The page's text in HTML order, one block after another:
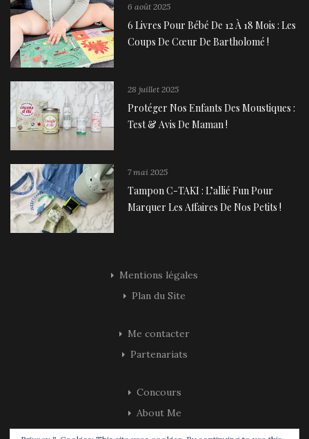
6 août 2025
6 Livres Pour Bébé De 12 À 18 Mois : Les
Coups De Cœur De Bartholomé !
28 juillet 2025
Protéger Nos Enfants Des Moustiques :
Test & Avis De Maman !
7 mai 2025
Tampon C-TAKI : L’allié Fun Pour
Marquer Les Affaires De Nos Petits !
Mentions légales
Plan du Site
Me contacter
Partenariats
Concours
About Me